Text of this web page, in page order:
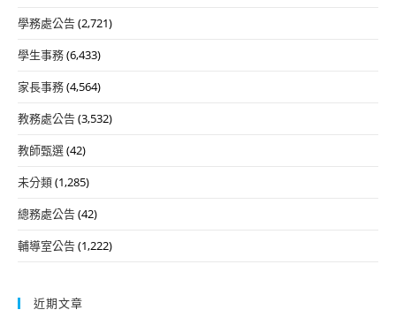
學務處公告(2,721)
學生事務(6,433)
家長事務(4,564)
教務處公告(3,532)
教師甄選(42)
未分類(1,285)
總務處公告(42)
輔導室公告(1,222)
近期文章